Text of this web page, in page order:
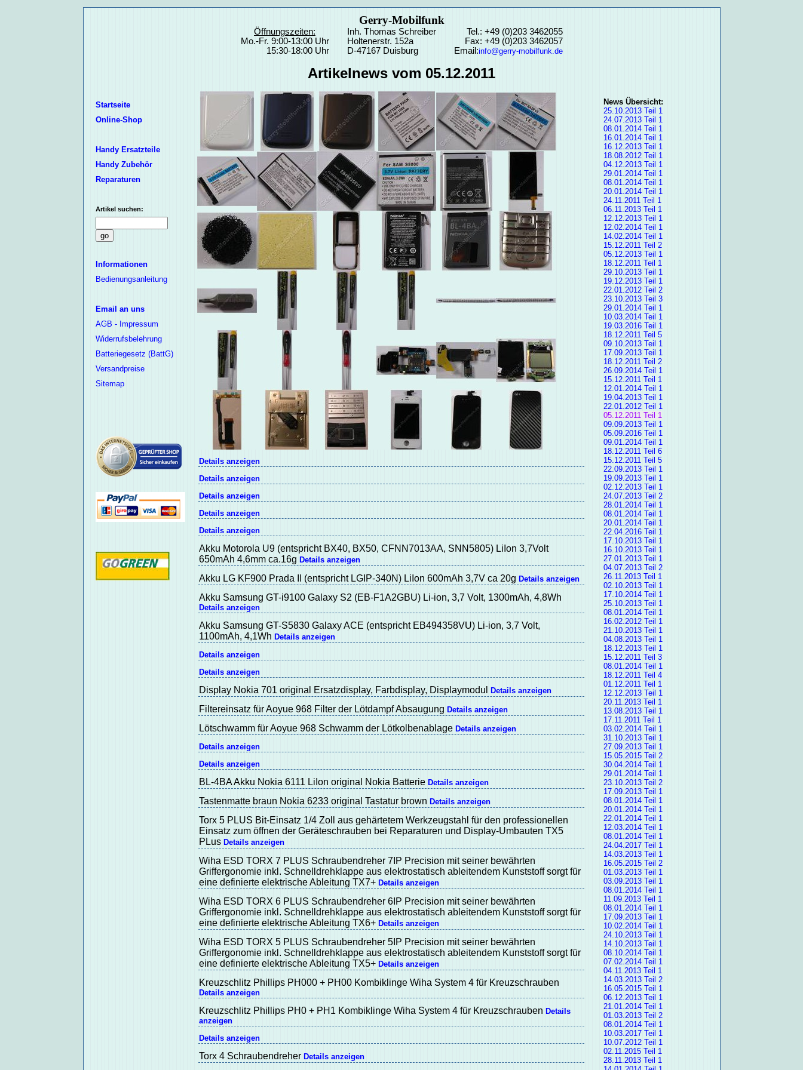
Gerry-Mobilfunk
Öffnungszeiten: Inh. Thomas Schreiber
Tel.: +49 (0)203 3462055
Mo.-Fr. 9:00-13:00 Uhr
Holtenerstr. 152a
Fax: +49 (0)203 3462057
15:30-18:00 Uhr
D-47167 Duisburg Email:info@gerry-mobilfunk.de
Artikelnews vom 05.12.2011
Startseite
Online-Shop
Handy Ersatzteile
Handy Zubehör
Reparaturen
Artikel suchen:
Informationen
Bedienungsanleitung
Email an uns
AGB - Impressum
Widerrufsbelehrung
Batteriegesetz (BattG)
Versandpreise
Sitemap
Details anzeigen
Details anzeigen
Details anzeigen
Details anzeigen
Details anzeigen
Akku Motorola U9 (entspricht BX40, BX50, CFNN7013AA, SNN5805) LiIon 3,7Volt
650mAh 4,6mm ca.16g Details anzeigen
Akku LG KF900 Prada II (entspricht LGIP-340N) LiIon 600mAh 3,7V ca 20g Details anzeigen
Akku Samsung GT-i9100 Galaxy S2 (EB-F1A2GBU) Li-ion, 3,7 Volt, 1300mAh, 4,8Wh
Details anzeigen
Akku Samsung GT-S5830 Galaxy ACE (entspricht EB494358VU) Li-ion, 3,7 Volt,
1100mAh, 4,1Wh Details anzeigen
Details anzeigen
Details anzeigen
Display Nokia 701 original Ersatzdisplay, Farbdisplay, Displaymodul Details anzeigen
Filtereinsatz für Aoyue 968 Filter der Lötdampf Absaugung Details anzeigen
Lötschwamm für Aoyue 968 Schwamm der Lötkolbenablage Details anzeigen
Details anzeigen
Details anzeigen
BL-4BA Akku Nokia 6111 LiIon original Nokia Batterie Details anzeigen
Tastenmatte braun Nokia 6233 original Tastatur brown Details anzeigen
Torx 5 PLUS Bit-Einsatz 1/4 Zoll aus gehärtetem Werkzeugstahl für den professionellen
Einsatz zum öffnen der Geräteschrauben bei Reparaturen und Display-Umbauten TX5
PLus Details anzeigen
Wiha ESD TORX 7 PLUS Schraubendreher 7IP Precision mit seiner bewährten
Griffergonomie inkl. Schnelldrehklappe aus elektrostatisch ableitendem Kunststoff sorgt für
eine definierte elektrische Ableitung TX7+ Details anzeigen
Wiha ESD TORX 6 PLUS Schraubendreher 6IP Precision mit seiner bewährten
Griffergonomie inkl. Schnelldrehklappe aus elektrostatisch ableitendem Kunststoff sorgt für
eine definierte elektrische Ableitung TX6+ Details anzeigen
Wiha ESD TORX 5 PLUS Schraubendreher 5IP Precision mit seiner bewährten
Griffergonomie inkl. Schnelldrehklappe aus elektrostatisch ableitendem Kunststoff sorgt für
eine definierte elektrische Ableitung TX5+ Details anzeigen
Kreuzschlitz Phillips PH000 + PH00 Kombiklinge Wiha System 4 für Kreuzschrauben
Details anzeigen
Kreuzschlitz Phillips PH0 + PH1 Kombiklinge Wiha System 4 für Kreuzschrauben Details
anzeigen
Details anzeigen
Torx 4 Schraubendreher Details anzeigen
News Übersicht:
25.10.2013 Teil 1
24.07.2013 Teil 1
08.01.2014 Teil 1
16.01.2014 Teil 1
16.12.2013 Teil 1
18.08.2012 Teil 1
04.12.2013 Teil 1
29.01.2014 Teil 1
08.01.2014 Teil 1
20.01.2014 Teil 1
24.11.2011 Teil 1
06.11.2013 Teil 1
12.12.2013 Teil 1
12.02.2014 Teil 1
14.02.2014 Teil 1
15.12.2011 Teil 2
05.12.2013 Teil 1
18.12.2011 Teil 1
29.10.2013 Teil 1
19.12.2013 Teil 1
22.01.2012 Teil 2
23.10.2013 Teil 3
29.01.2014 Teil 1
10.03.2014 Teil 1
19.03.2016 Teil 1
18.12.2011 Teil 5
09.10.2013 Teil 1
17.09.2013 Teil 1
18.12.2011 Teil 2
26.09.2014 Teil 1
15.12.2011 Teil 1
12.01.2014 Teil 1
19.04.2013 Teil 1
22.01.2012 Teil 1
05.12.2011 Teil 1
09.09.2013 Teil 1
05.09.2016 Teil 1
09.01.2014 Teil 1
18.12.2011 Teil 6
15.12.2011 Teil 5
22.09.2013 Teil 1
19.09.2013 Teil 1
02.12.2013 Teil 1
24.07.2013 Teil 2
28.01.2014 Teil 1
08.01.2014 Teil 1
20.01.2014 Teil 1
22.04.2016 Teil 1
17.10.2013 Teil 1
16.10.2013 Teil 1
27.01.2013 Teil 1
04.07.2013 Teil 2
26.11.2013 Teil 1
02.10.2013 Teil 1
17.10.2014 Teil 1
25.10.2013 Teil 1
08.01.2014 Teil 1
16.02.2012 Teil 1
21.10.2013 Teil 1
04.08.2013 Teil 1
18.12.2013 Teil 1
15.12.2011 Teil 3
08.01.2014 Teil 1
18.12.2011 Teil 4
01.12.2011 Teil 1
12.12.2013 Teil 1
20.11.2013 Teil 1
13.08.2013 Teil 1
17.11.2011 Teil 1
03.02.2014 Teil 1
31.10.2013 Teil 1
27.09.2013 Teil 1
15.05.2015 Teil 2
30.04.2014 Teil 1
29.01.2014 Teil 1
23.10.2013 Teil 2
17.09.2013 Teil 1
08.01.2014 Teil 1
20.01.2014 Teil 1
22.01.2014 Teil 1
12.03.2014 Teil 1
08.01.2014 Teil 1
24.04.2017 Teil 1
14.03.2013 Teil 1
16.05.2015 Teil 2
01.03.2013 Teil 1
03.09.2013 Teil 1
08.01.2014 Teil 1
11.09.2013 Teil 1
08.01.2014 Teil 1
17.09.2013 Teil 1
10.02.2014 Teil 1
24.10.2013 Teil 1
14.10.2013 Teil 1
08.10.2014 Teil 1
07.02.2014 Teil 1
04.11.2013 Teil 1
14.03.2013 Teil 2
16.05.2015 Teil 1
06.12.2013 Teil 1
21.01.2014 Teil 1
01.03.2013 Teil 2
08.01.2014 Teil 1
10.03.2017 Teil 1
10.07.2012 Teil 1
02.11.2015 Teil 1
28.11.2013 Teil 1